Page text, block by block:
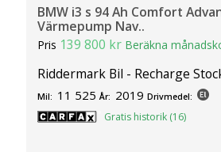
BMW i3 s 94 Ah Comfort
Värmepump Nav..
Pris 139 800 kr Beräkna
Riddermark Bil - Recharge
Mil: 11 525 År: 2019 Drivmedel:
Gratis historik (16)